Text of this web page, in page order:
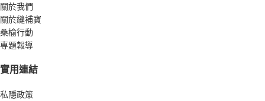
關於我們
關於縫補寶
桑榆行動
専題報導
實用連結
私隱政策